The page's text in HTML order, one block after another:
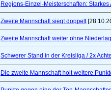
Regions-Einzel-Meisterschaften:
Zweite Mannschaft siegt doppelt
Zweite Mannschaft weiter ohne
Schwerer Stand in der Kreisliga / 2x
Die zweite Mannschaft holt weitere